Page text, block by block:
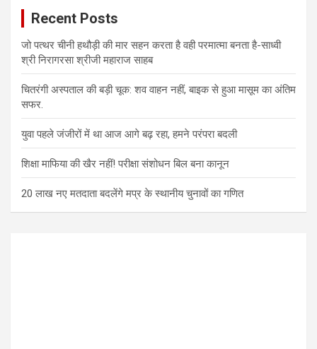
Recent Posts
जो पत्थर चीनी हथौड़ी की मार सहन करता है वही परमात्मा बनता है-साध्वी
श्री निरागरसा श्रीजी महाराज साहब
चितरंगी अस्पताल की बड़ी चूक: शव वाहन नहीं, बाइक से हुआ मासूम का अंतिम
सफर.
युवा पहले जंजीरों में था आज आगे बढ़ रहा, हमने परंपरा बदली
शिक्षा माफिया की खैर नहीं! परीक्षा संशोधन बिल बना कानून
20 लाख नए मतदाता बदलेंगे मप्र के स्थानीय चुनावों का गणित